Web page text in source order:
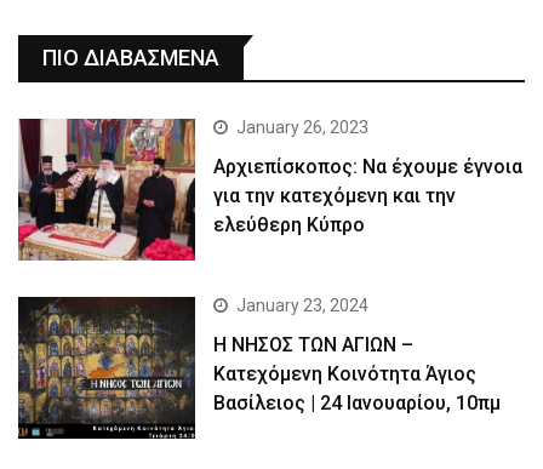
ΠΙΟ ΔΙΑΒΑΣΜΕΝΑ
January 26, 2023
Αρχιεπίσκοπος: Να έχουμε έγνοια
για την κατεχόμενη και την
ελεύθερη Κύπρο
January 23, 2024
Η ΝΗΣΟΣ ΤΩΝ ΑΓΙΩΝ –
Κατεχόμενη Κοινότητα Άγιος
Βασίλειος | 24 Ιανουαρίου, 10πμ